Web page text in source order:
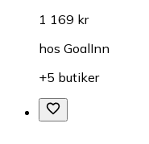
1 169 kr
hos GoalInn
+5 butiker